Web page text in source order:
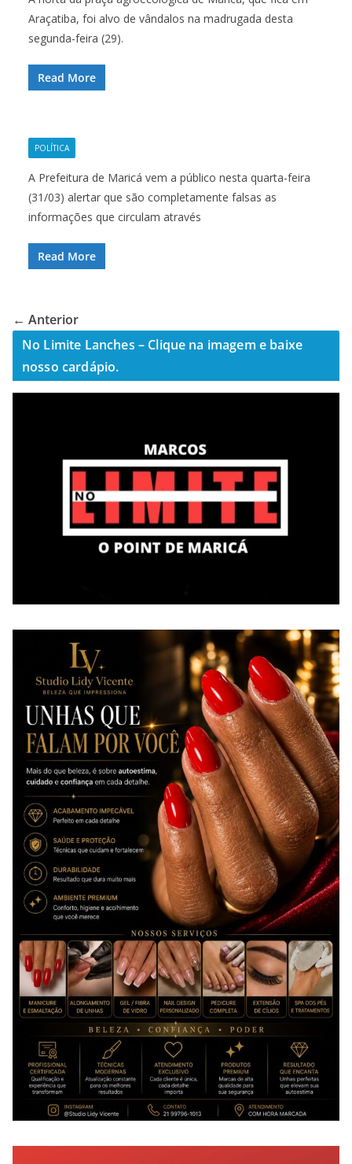
Araçatiba, foi alvo de vândalos na madrugada desta
segunda-feira (29).
Read More
POLÍTICA
A Prefeitura de Maricá vem a público nesta quarta-feira
(31/03) alertar que são completamente falsas as
informações que circulam através
Read More
← Anterior
No Limite Lanches – Clique na imagem e baixe
nosso cardápio.